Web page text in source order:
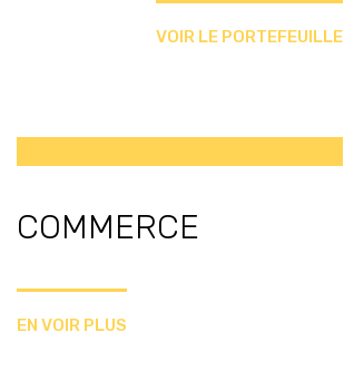
VOIR LE PORTEFEUILLE
COMMERCE
EN VOIR PLUS